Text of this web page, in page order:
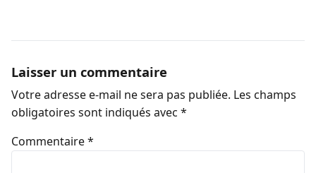
Laisser un commentaire
Votre adresse e-mail ne sera pas publiée. Les champs
obligatoires sont indiqués avec *
Commentaire*